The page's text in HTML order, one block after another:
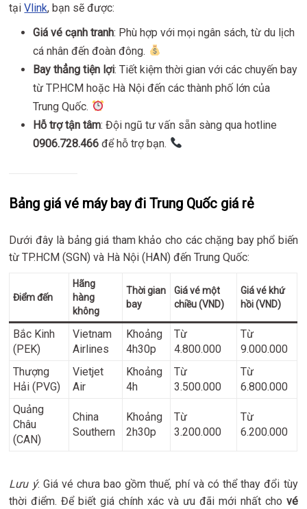
tạiVlink, bạn sẽ được:
Giá vé cạnh tranh: Phù hợp với mọi ngân sách, từ du lịch
cá nhân đến đoàn đông.
Bay thẳng tiện lợi: Tiết kiệm thời gian với các chuyến bay
từ TP.HCM hoặc Hà Nội đến các thành phố lớn của
Trung Quốc.
Hỗ trợ tận tâm: Đội ngũ tư vấn sẵn sàng qua hotline
0906.728.466 để hỗ trợ bạn.
Bảng giá vé máy bay đi Trung Quốc giá rẻ
Dưới đây là bảng giá tham khảo cho các chặng bay phổ biến
từ TP.HCM (SGN) và Hà Nội (HAN) đến Trung Quốc:
Điểm đến
Hãng
hàng
không
Thời gian
bay
Giá vé một
chiều (VND)
Giá vé khứ
hồi (VND)
Bắc Kinh
(PEK)
Vietnam
Airlines
Khoảng
4h30p
Từ
4.800.000
Từ
9.000.000
Thượng
Hải (PVG)
Vietjet
Air
Khoảng
4h
Từ
3.500.000
Từ
6.800.000
Quảng
Châu
(CAN)
China
Southern
Khoảng
2h30p
Từ
3.200.000
Từ
6.200.000
Lưu ý: Giá vé chưa bao gồm thuế, phí và có thể thay đổi tùy
thời điểm. Để biết giá chính xác và ưu đãi mới nhất cho vé